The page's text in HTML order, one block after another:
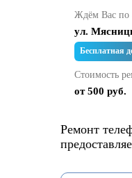
Ждём Вас по
ул.
Бесплатная
Стоимость
от 500 руб.
Ремонт